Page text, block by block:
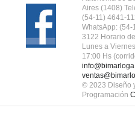
Aires (1408)
(54-11) 4641-
WhatsApp: (54-
3122 Horario
Lunes a
17:00 Hs
© 2023 Diseño
Programación